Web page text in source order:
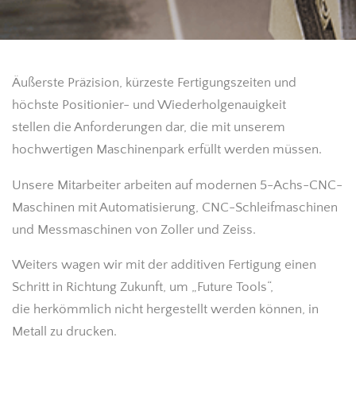
Äußerste Präzision, kürzeste Fertigungszeiten und
höchste Positionier- und Wiederholgenauigkeit
stellen die Anforderungen dar, die mit unserem
hochwertigen Maschinenpark erfüllt werden müssen.
Unsere Mitarbeiter arbeiten auf modernen 5-Achs-CNC-
Maschinen mit Automatisierung, CNC-Schleifmaschinen
und Messmaschinen von Zoller und Zeiss.
Weiters wagen wir mit der additiven Fertigung einen
Schritt in Richtung Zukunft, um „Future Tools“,
die herkömmlich nicht hergestellt werden können, in
Metall zu drucken.